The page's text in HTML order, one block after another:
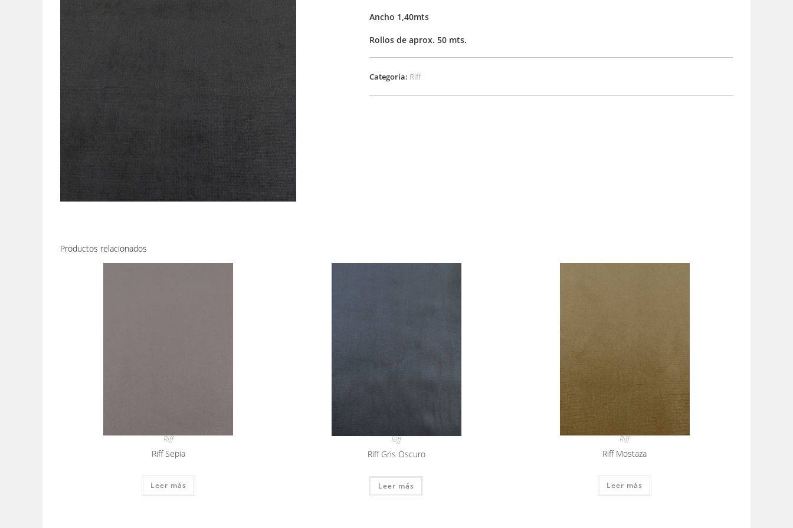
Ancho 1,40mts
Rollos de aprox. 50 mts.
Categoría: Riff
Productos relacionados
Riff
Riff Sepia
Leer más
Riff
Riff Gris Oscuro
Leer más
Riff
Riff Mostaza
Leer más